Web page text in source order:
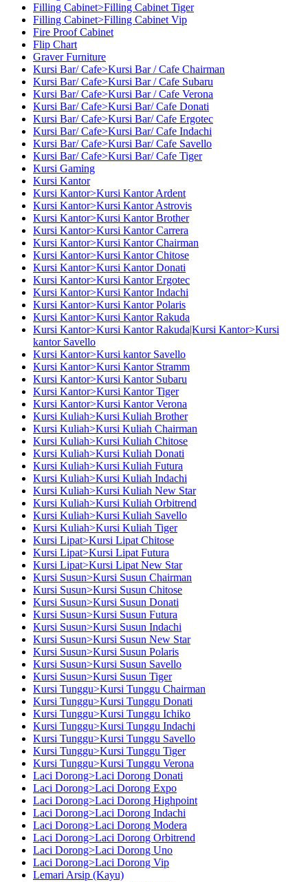
Filling Cabinet>Filling Cabinet Tiger
Filling Cabinet>Filling Cabinet Vip
Fire Proof Cabinet
Flip Chart
Graver Furniture
Kursi Bar/ Cafe>Kursi Bar / Cafe Chairman
Kursi Bar/ Cafe>Kursi Bar / Cafe Subaru
Kursi Bar/ Cafe>Kursi Bar / Cafe Verona
Kursi Bar/ Cafe>Kursi Bar/ Cafe Donati
Kursi Bar/ Cafe>Kursi Bar/ Cafe Ergotec
Kursi Bar/ Cafe>Kursi Bar/ Cafe Indachi
Kursi Bar/ Cafe>Kursi Bar/ Cafe Savello
Kursi Bar/ Cafe>Kursi Bar/ Cafe Tiger
Kursi Gaming
Kursi Kantor
Kursi Kantor>Kursi Kantor Ardent
Kursi Kantor>Kursi Kantor Astrovis
Kursi Kantor>Kursi Kantor Brother
Kursi Kantor>Kursi Kantor Carrera
Kursi Kantor>Kursi Kantor Chairman
Kursi Kantor>Kursi Kantor Chitose
Kursi Kantor>Kursi Kantor Donati
Kursi Kantor>Kursi Kantor Ergotec
Kursi Kantor>Kursi Kantor Indachi
Kursi Kantor>Kursi Kantor Polaris
Kursi Kantor>Kursi Kantor Rakuda
Kursi Kantor>Kursi Kantor Rakuda|Kursi Kantor>Kursi
kantor Savello
Kursi Kantor>Kursi kantor Savello
Kursi Kantor>Kursi Kantor Stramm
Kursi Kantor>Kursi Kantor Subaru
Kursi Kantor>Kursi Kantor Tiger
Kursi Kantor>Kursi Kantor Verona
Kursi Kuliah>Kursi Kuliah Brother
Kursi Kuliah>Kursi Kuliah Chairman
Kursi Kuliah>Kursi Kuliah Chitose
Kursi Kuliah>Kursi Kuliah Donati
Kursi Kuliah>Kursi Kuliah Futura
Kursi Kuliah>Kursi Kuliah Indachi
Kursi Kuliah>Kursi Kuliah New Star
Kursi Kuliah>Kursi Kuliah Orbitrend
Kursi Kuliah>Kursi Kuliah Savello
Kursi Kuliah>Kursi Kuliah Tiger
Kursi Lipat>Kursi Lipat Chitose
Kursi Lipat>Kursi Lipat Futura
Kursi Lipat>Kursi Lipat New Star
Kursi Susun>Kursi Susun Chairman
Kursi Susun>Kursi Susun Chitose
Kursi Susun>Kursi Susun Donati
Kursi Susun>Kursi Susun Futura
Kursi Susun>Kursi Susun Indachi
Kursi Susun>Kursi Susun New Star
Kursi Susun>Kursi Susun Polaris
Kursi Susun>Kursi Susun Savello
Kursi Susun>Kursi Susun Tiger
Kursi Tunggu>Kursi Tunggu Chairman
Kursi Tunggu>Kursi Tunggu Donati
Kursi Tunggu>Kursi Tunggu Ichiko
Kursi Tunggu>Kursi Tunggu Indachi
Kursi Tunggu>Kursi Tunggu Savello
Kursi Tunggu>Kursi Tunggu Tiger
Kursi Tunggu>Kursi Tunggu Verona
Laci Dorong>Laci Dorong Donati
Laci Dorong>Laci Dorong Expo
Laci Dorong>Laci Dorong Highpoint
Laci Dorong>Laci Dorong Indachi
Laci Dorong>Laci Dorong Modera
Laci Dorong>Laci Dorong Orbitrend
Laci Dorong>Laci Dorong Uno
Laci Dorong>Laci Dorong Vip
Lemari Arsip (Kayu)